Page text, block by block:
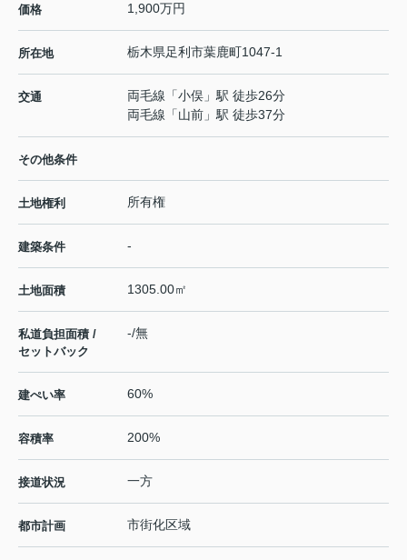
価格 1,900万円
所在地 栃木県足利市葉鹿町1047-1
交通 両毛線 「小俣 」駅 徒歩26分
両毛線 「山前 」駅 徒歩37分
その他条件
土地権利 所有権
建築条件 -
土地面積 1305.00㎡
私道負担面積 /
セットバック
-/無
建ぺい率 60%
容積率 200%
接道状況 一方
都市計画 市街化区域